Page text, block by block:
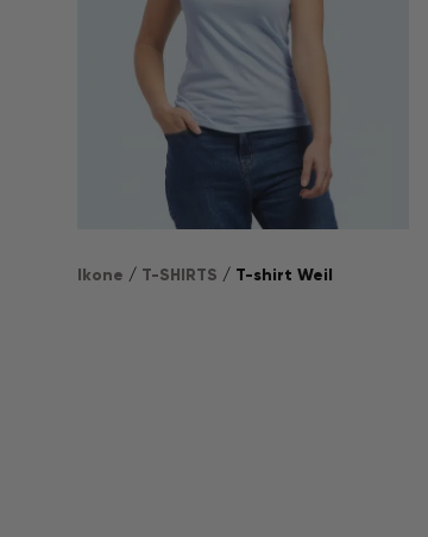
Ikone / T-SHIRTS / T-shirt Weil